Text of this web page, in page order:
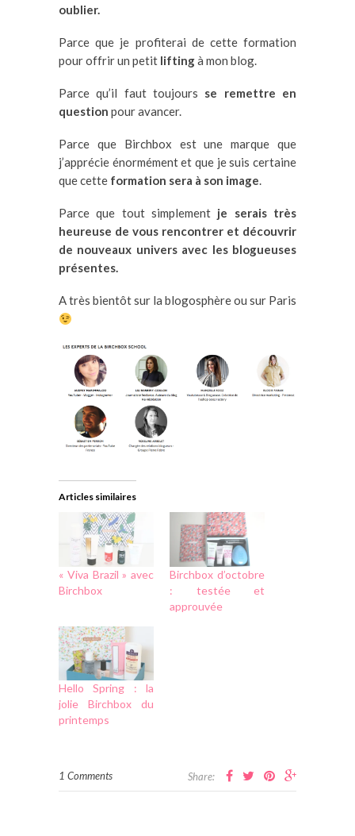
oublier.
Parce que je profiterai de cette formation
pour offrir un petit liftingà mon blog.
Parce qu’il faut toujours se remettre en
question pour avancer.
Parce que Birchbox est une marque que
j’apprécie énormément et que je suis certaine
que cette formation sera à son image.
Parce que tout simplement je serais très
heureuse de vous rencontrer et découvrir
de nouveaux univers avec les blogueuses
présentes.
A très bientôt sur la blogosphère ou sur Paris
Articles similaires
« Viva Brazil » avec
Birchbox
Birchbox d’octobre
: testée et
approuvée
Hello Spring : la
jolie Birchbox du
printemps
1 Comments Share: